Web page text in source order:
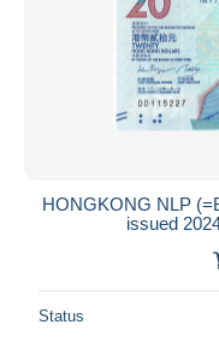
HONGKONG NLP
issued
Status